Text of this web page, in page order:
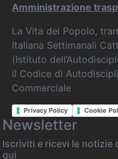
Amministrazione
La Vita del Popolo,
Italiana Settimanali
(Istituto
il Codice di
Commerciale
Privacy Policy Cookie
Newsletter
Iscriviti e ricevi le notizie
qui